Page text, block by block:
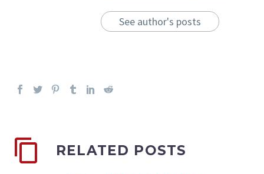
See author's posts
RELATED POSTS